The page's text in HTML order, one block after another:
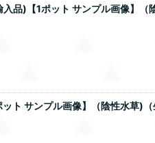
品)【1ポット サンプル画像】（
ト サンプル画像】（陰性水草)（